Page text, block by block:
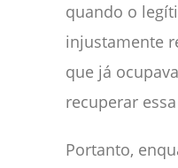
quando o
injustamente
que já
recuperar
Portanto,